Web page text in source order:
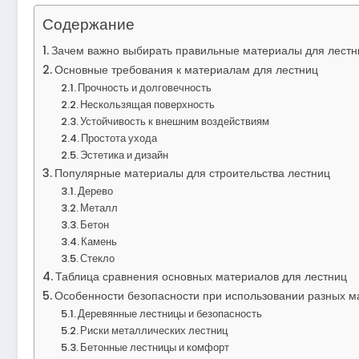
Содержание
Зачем важно выбирать правильные материалы для
Основные требования к материалам для лестниц
Прочность и долговечность
Нескользящая поверхность
Устойчивость к внешним воздействиям
Простота ухода
Эстетика и дизайн
Популярные материалы для строительства лестниц
Дерево
Металл
Бетон
Камень
Стекло
Таблица сравнения основных материалов для лестниц
Особенности безопасности при использовании разных
Деревянные лестницы и безопасность
Риски металлических лестниц
Бетонные лестницы и комфорт